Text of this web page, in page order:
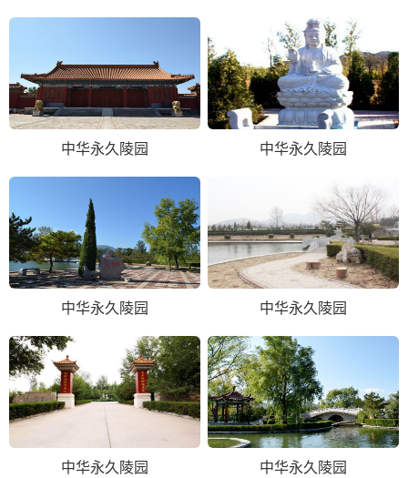
中华永久陵园 中华永久陵园
中华永久陵园 中华永久陵园
中华永久陵园 中华永久陵园